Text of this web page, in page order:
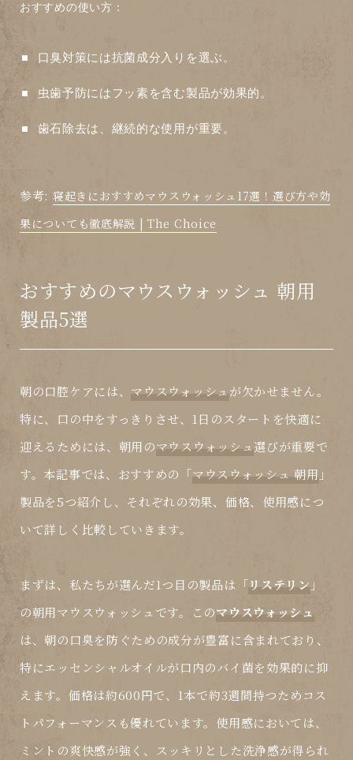
おすすめの使い方：
口臭対策には抗菌成分入りを選ぶ。
虫歯予防にはフッ素を含む製品が効果的。
歯石除去は、継続的な使用が重要。
参考: 寝起きにおすすめマウスウォッシュ17選！選び方や効
果についても徹底解説 | The Choice
おすすめのマウスウォッシュ 朝用
製品5選
朝の口腔ケアには、 マウスウォッシュが欠かせません。
特に、口の中をすっきりさせ、1日のスタートを快適に
迎えるためには、朝用のマウスウォッシュ選びが重要で
す。本記事では、おすすめの「マウスウォッシュ 朝用 」
製品を5つ紹介し、それぞれの効果、価格、使用感につ
いて詳しく比較していきます。
まずは、私たちが選んだ1つ目の製品は「リステリン 」
の朝用マウスウォッシュです。このマウスウォッシュ
は、朝の口臭を防ぐための成分が豊富に含まれており、
特にエッセンシャルオイルが口内のバイ菌を効果的に抑
えます。価格は約600円で、1本で約3週間持つためコス
トパフォーマンスも優れています。使用感においては、
ミントの爽快感が強く、スッキリとした洗浄感が得られ